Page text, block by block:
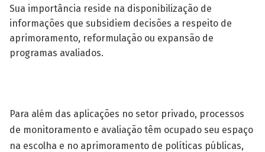
Sua importância reside na disponibilização de
informações que subsidiem decisões a respeito de
aprimoramento, reformulação ou expansão de
programas avaliados.
Para além das aplicações no setor privado, processos
de monitoramento e avaliação têm ocupado seu espaço
na escolha e no aprimoramento de políticas públicas,